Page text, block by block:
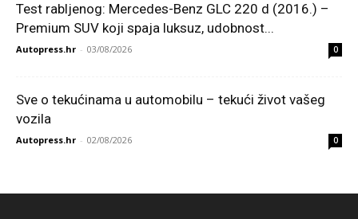
Test rabljenog: Mercedes-Benz GLC 220 d (2016.) –
Premium SUV koji spaja luksuz, udobnost...
Autopress.hr - 03/08/2026 0
Sve o tekućinama u automobilu – tekući život vašeg
vozila
Autopress.hr - 02/08/2026 0